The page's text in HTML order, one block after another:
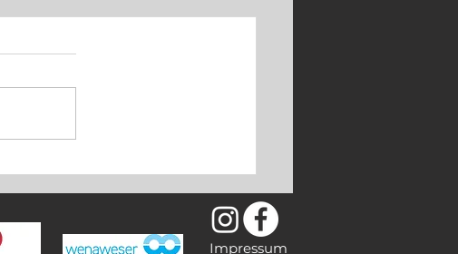
Flavio Knaus ist zurück
Impressum